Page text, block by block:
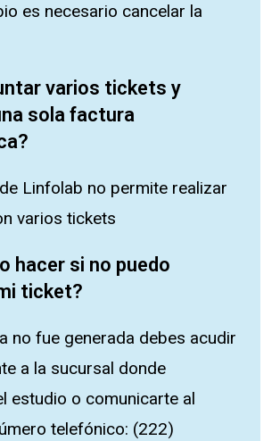
es necesario cancelar la
varios tickets y
sola factura
Linfolab no permite realizar
varios tickets
hacer si no puedo
ticket?
no fue generada debes acudir
a la sucursal donde
estudio o comunicarte al
telefónico: (222)